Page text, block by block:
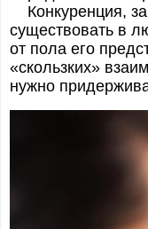
Конкуренция,
существовать в
от пола его
«скользких»
нужно